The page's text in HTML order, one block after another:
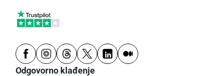
Odgovorno klađenje